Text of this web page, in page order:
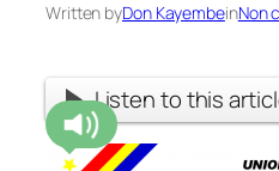
Written byDon KayembeinNon
Listen to this